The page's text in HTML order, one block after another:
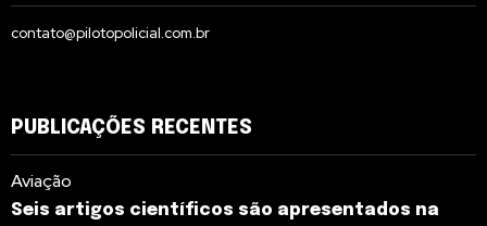
contato@pilotopolicial.com.br
PUBLICAÇÕES RECENTES
Aviação
Seis artigos científicos são apresentados na